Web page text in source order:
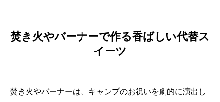
焚き火やバーナーで作る香ばしい代替ス
イーツ
焚き火やバーナーは、キャンプのお祝いを劇的に演出し